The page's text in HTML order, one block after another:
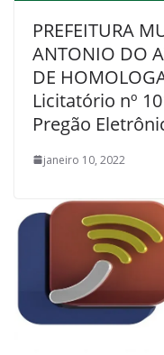
PREFEITURA
ANTONIO DO
DE
Licitatório nº
Pregão
janeiro 10, 2022